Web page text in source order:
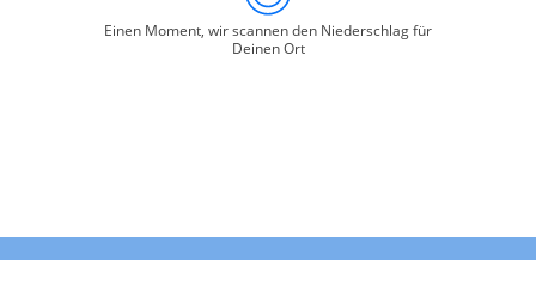
Einen Moment, wir scannen den Niederschlag für
Deinen Ort